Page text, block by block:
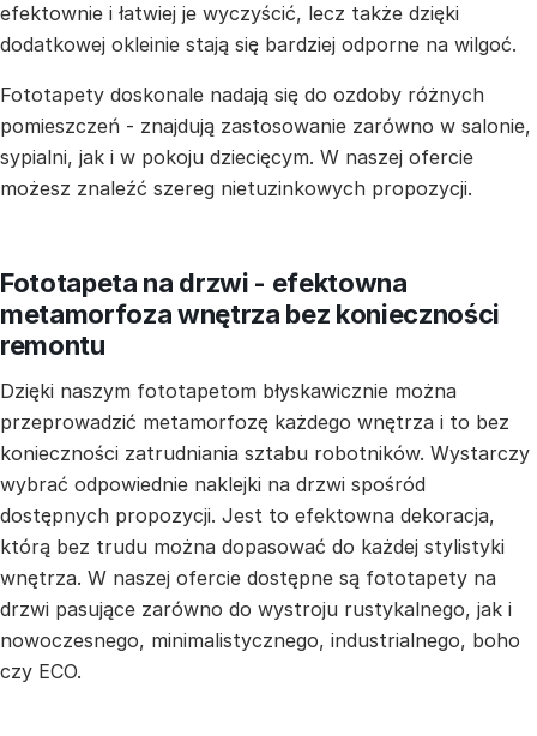
efektownie i łatwiej je wyczyścić, lecz także dzięki
dodatkowej okleinie stają się bardziej odporne na wilgoć.
Fototapety doskonale nadają się do ozdoby różnych
pomieszczeń - znajdują zastosowanie zarówno w salonie,
sypialni, jak i w pokoju dziecięcym. W naszej ofercie
możesz znaleźć szereg nietuzinkowych propozycji.
Fototapeta na drzwi - efektowna
metamorfoza wnętrza bez konieczności
remontu
Dzięki naszym fototapetom błyskawicznie można
przeprowadzić metamorfozę każdego wnętrza i to bez
konieczności zatrudniania sztabu robotników. Wystarczy
wybrać odpowiednie naklejki na drzwi spośród
dostępnych propozycji. Jest to efektowna dekoracja,
którą bez trudu można dopasować do każdej stylistyki
wnętrza. W naszej ofercie dostępne są fototapety na
drzwi pasujące zarówno do wystroju rustykalnego, jak i
nowoczesnego, minimalistycznego, industrialnego, boho
czy ECO.